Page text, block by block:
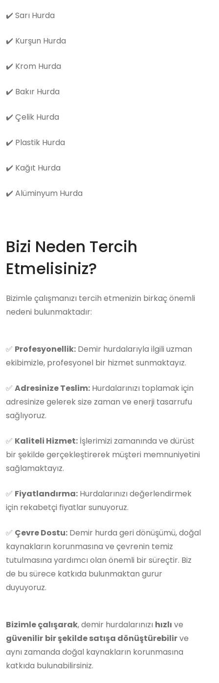
✔️ Sarı Hurda
✔️ Kurşun Hurda
✔️ Krom Hurda
✔️ Bakır Hurda
✔️ Çelik Hurda
✔️ Plastik Hurda
✔️ Kağıt Hurda
✔️ Alüminyum Hurda
Bizi Neden Tercih
Etmelisiniz?
Bizimle çalışmanızı tercih etmenizin birkaç önemli
nedeni bulunmaktadır:
✅ Profesyonellik: Demir hurdalarıyla ilgili uzman
ekibimizle, profesyonel bir hizmet sunmaktayız.
✅ Adresinize Teslim: Hurdalarınızı toplamak için
adresinize gelerek size zaman ve enerji tasarrufu
sağlıyoruz.
✅ Kaliteli Hizmet: İşlerimizi zamanında ve dürüst
bir şekilde gerçekleştirerek müşteri memnuniyetini
sağlamaktayız.
✅ Fiyatlandırma: Hurdalarınızı değerlendirmek
için rekabetçi fiyatlar sunuyoruz.
✅ Çevre Dostu: Demir hurda geri dönüşümü, doğal
kaynakların korunmasına ve çevrenin temiz
tutulmasına yardımcı olan önemli bir süreçtir. Biz
de bu sürece katkıda bulunmaktan gurur
duyuyoruz.
Bizimle çalışarak, demir hurdalarınızı hızlı ve
güvenilir bir şekilde satışa dönüştürebilirve
aynı zamanda doğal kaynakların korunmasına
katkıda bulunabilirsiniz.